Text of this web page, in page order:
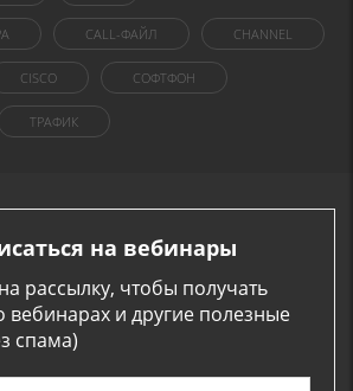
CALL-ФАЙЛ CHANNEL
CISCO СОФТФОН
ТРАФИК
на вебинары
рассылку, чтобы получать
и другие полезные
спама)